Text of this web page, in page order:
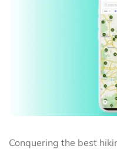
Conquering the best